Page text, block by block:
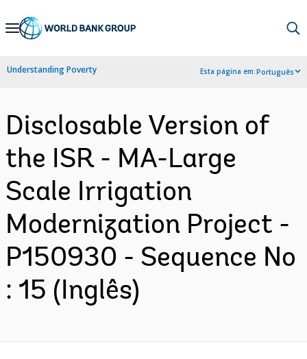
Skip
Navigation
Understanding Poverty Esta página em:Português
Disclosable Version of
the ISR - MA-Large
Scale Irrigation
Modernization Project -
P150930 - Sequence No
: 15 (Inglês)